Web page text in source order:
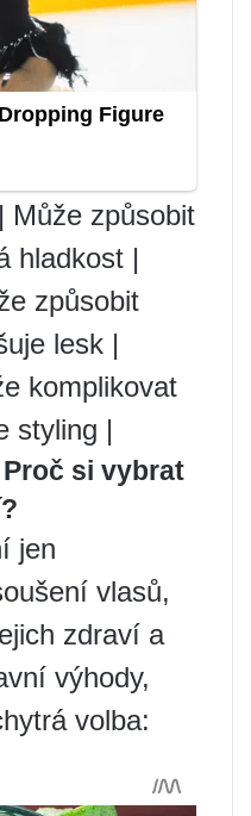
| Může způsobit
hladkost |
způsobit
lesk |
komplikovat
styling |
si vybrat
jen
vlasů,
zdraví a
výhody,
volba: